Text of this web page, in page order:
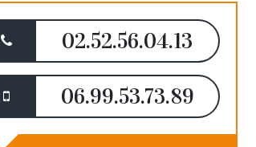
02.52.56.04.13
06.99.53.73.89